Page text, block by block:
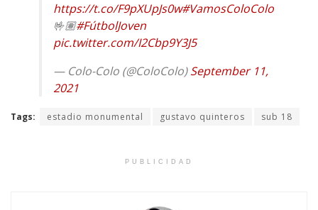
https://t.co/F9pXUpJs0w#VamosColoColo
🤟🏽#FútbolJoven
pic.twitter.com/I2Cbp9Y3J5
— Colo-Colo (@ColoColo)September 11,
2021
Tags: estadio monumental gustavo quinteros sub 18
PUBLICIDAD